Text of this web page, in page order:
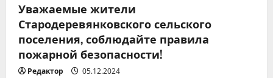
Уважаемые жители
Стародеревянковского сельского
поселения, соблюдайте правила
пожарной безопасности!
Редактор 05.12.2024